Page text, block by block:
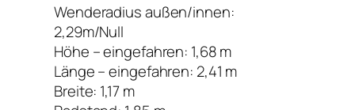
Wenderadius außen/innen:
2,29m/Null
Höhe – eingefahren: 1,68 m
Länge – eingefahren: 2,41 m
Breite: 1,17 m